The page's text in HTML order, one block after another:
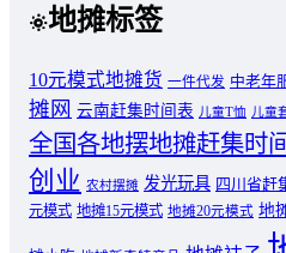
地摊标签
10元模式地摊货 一件代发 中老年
摊网 云南赶集时间表 儿童T恤 儿童
全国各地摆地摊赶集时
创业 农村摆摊 发光玩具 四川省赶
元模式 地摊15元模式 地摊20元模式 地